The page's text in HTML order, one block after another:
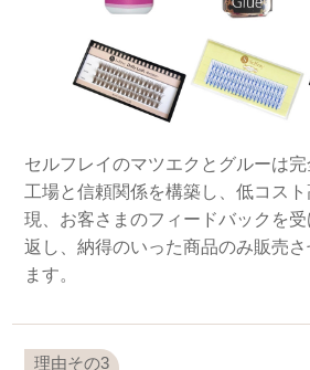
セルフレイのマツエクとグルーは
工場と信頼関係を構築し、低コス
現、お客さまのフィードバックを
返し、納得のいった商品のみ販売
ます。